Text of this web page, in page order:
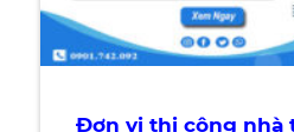
Đơn vị thi công nhà